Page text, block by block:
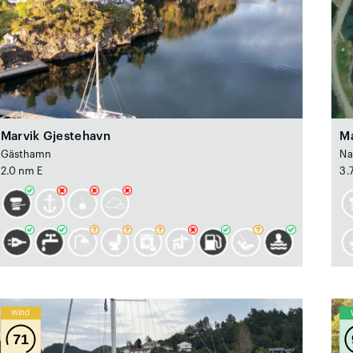
Marvik Gjestehavn
Gästhamn
2.0 nm E
Wind
71